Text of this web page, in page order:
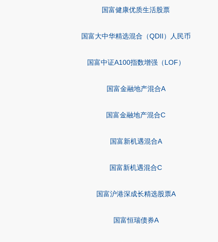
国富健康优质生活股票
国富大中华精选混合（QDII）人民币
国富中证A100指数增强（LOF）
国富金融地产混合A
国富金融地产混合C
国富新机遇混合A
国富新机遇混合C
国富沪港深成长精选股票A
国富恒瑞债券A